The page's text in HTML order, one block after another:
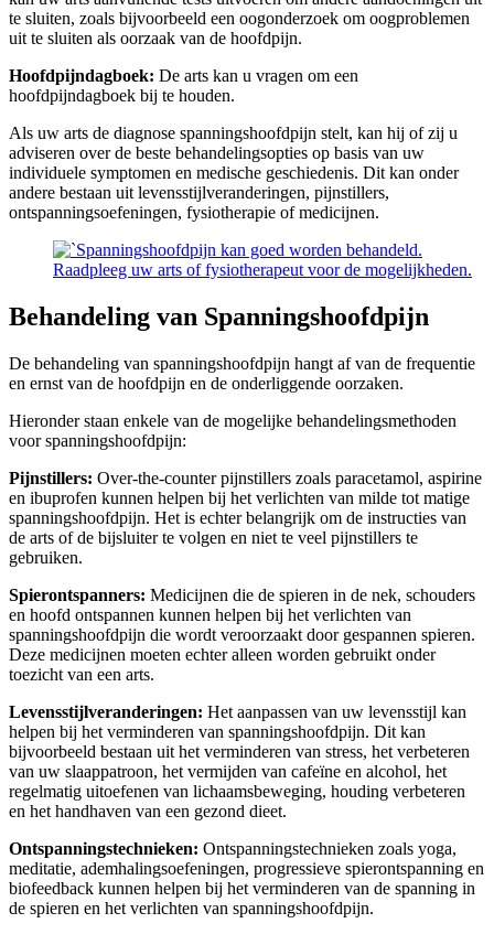
te sluiten, zoals bijvoorbeeld een oogonderzoek om oogproblemen
uit te sluiten als oorzaak van de hoofdpijn.
Hoofdpijndagboek: De arts kan u vragen om een
hoofdpijndagboek bij te houden.
Als uw arts de diagnose spanningshoofdpijn stelt, kan hij of zij u
adviseren over de beste behandelingsopties op basis van uw
individuele symptomen en medische geschiedenis. Dit kan onder
andere bestaan uit levensstijlveranderingen, pijnstillers,
ontspanningsoefeningen, fysiotherapie of medicijnen.
Behandeling van Spanningshoofdpijn
De behandeling van spanningshoofdpijn hangt af van de frequentie
en ernst van de hoofdpijn en de onderliggende oorzaken.
Hieronder staan enkele van de mogelijke behandelingsmethoden
voor spanningshoofdpijn:
Pijnstillers: Over-the-counter pijnstillers zoals paracetamol, aspirine
en ibuprofen kunnen helpen bij het verlichten van milde tot matige
spanningshoofdpijn. Het is echter belangrijk om de instructies van
de arts of de bijsluiter te volgen en niet te veel pijnstillers te
gebruiken.
Spierontspanners: Medicijnen die de spieren in de nek, schouders
en hoofd ontspannen kunnen helpen bij het verlichten van
spanningshoofdpijn die wordt veroorzaakt door gespannen spieren.
Deze medicijnen moeten echter alleen worden gebruikt onder
toezicht van een arts.
Levensstijlveranderingen: Het aanpassen van uw levensstijl kan
helpen bij het verminderen van spanningshoofdpijn. Dit kan
bijvoorbeeld bestaan uit het verminderen van stress, het verbeteren
van uw slaappatroon, het vermijden van cafeïne en alcohol, het
regelmatig uitoefenen van lichaamsbeweging, houding verbeteren
en het handhaven van een gezond dieet.
Ontspanningstechnieken: Ontspanningstechnieken zoals yoga,
meditatie, ademhalingsoefeningen, progressieve spierontspanning en
biofeedback kunnen helpen bij het verminderen van de spanning in
de spieren en het verlichten van spanningshoofdpijn.